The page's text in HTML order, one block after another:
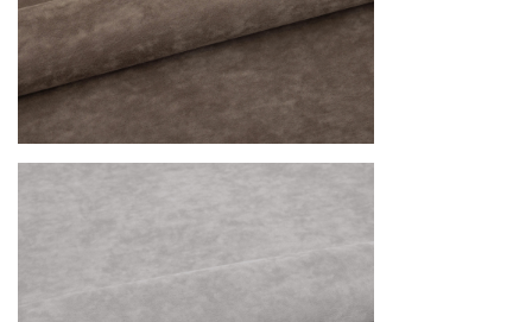
каркас: массив, фанера, ДВП, ДСП, ЛДСП, OSP
наполнение посадочного места: ППУ ST 2536 высота 70
мм
Механизм трансформации: книжка
Максимальная нагрузка на одно спальное место: 90 кг
Максимальная нагрузка на одно посадочное место: 90